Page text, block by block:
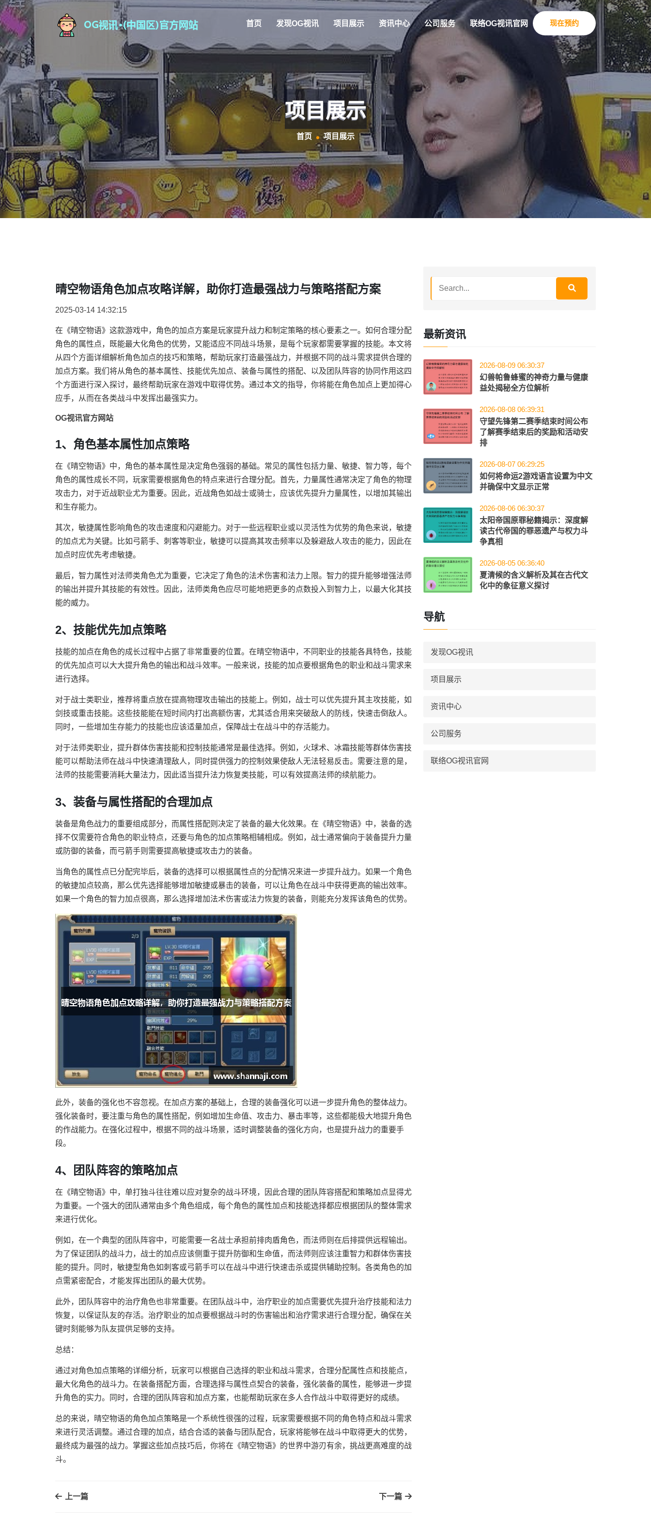
首页 发现OG视讯 项目展示 资讯中心 公司服务 联络OG视讯官网 现在预约
项目展示
首页 项目展示
晴空物语角色加点攻略详解，助你打造最强战力与策略搭配方案
2025-03-14 14:32:15
在《晴空物语》这款游戏中，角色的加点方案是玩家提升战力和制定策略的核心要素之一。如何合理分配
角色的属性点，既能最大化角色的优势，又能适应不同战斗场景，是每个玩家都需要掌握的技能。本文将
从四个方面详细解析角色加点的技巧和策略，帮助玩家打造最强战力，并根据不同的战斗需求提供合理的
加点方案。我们将从角色的基本属性、技能优先加点、装备与属性的搭配、以及团队阵容的协同作用这四
个方面进行深入探讨，最终帮助玩家在游戏中取得优势。通过本文的指导，你将能在角色加点上更加得心
应手，从而在各类战斗中发挥出最强实力。
OG视讯官方网站
1、角色基本属性加点策略
在《晴空物语》中，角色的基本属性是决定角色强弱的基础。常见的属性包括力量、敏捷、智力等，每个
角色的属性成长不同，玩家需要根据角色的特点来进行合理分配。首先，力量属性通常决定了角色的物理
攻击力，对于近战职业尤为重要。因此，近战角色如战士或骑士，应该优先提升力量属性，以增加其输出
和生存能力。
其次，敏捷属性影响角色的攻击速度和闪避能力。对于一些远程职业或以灵活性为优势的角色来说，敏捷
的加点尤为关键。比如弓箭手、刺客等职业，敏捷可以提高其攻击频率以及躲避敌人攻击的能力，因此在
加点时应优先考虑敏捷。
最后，智力属性对法师类角色尤为重要，它决定了角色的法术伤害和法力上限。智力的提升能够增强法师
的输出并提升其技能的有效性。因此，法师类角色应尽可能地把更多的点数投入到智力上，以最大化其技
能的威力。
2、技能优先加点策略
技能的加点在角色的成长过程中占据了非常重要的位置。在晴空物语中，不同职业的技能各具特色，技能
的优先加点可以大大提升角色的输出和战斗效率。一般来说，技能的加点要根据角色的职业和战斗需求来
进行选择。
对于战士类职业，推荐将重点放在提高物理攻击输出的技能上。例如，战士可以优先提升其主攻技能，如
剑技或重击技能。这些技能能在短时间内打出高额伤害，尤其适合用来突破敌人的防线，快速击倒敌人。
同时，一些增加生存能力的技能也应该适量加点，保障战士在战斗中的存活能力。
对于法师类职业，提升群体伤害技能和控制技能通常是最佳选择。例如，火球术、冰霜技能等群体伤害技
能可以帮助法师在战斗中快速清理敌人，同时提供强力的控制效果使敌人无法轻易反击。需要注意的是，
法师的技能需要消耗大量法力，因此适当提升法力恢复类技能，可以有效提高法师的续航能力。
3、装备与属性搭配的合理加点
装备是角色战力的重要组成部分，而属性搭配则决定了装备的最大化效果。在《晴空物语》中，装备的选
择不仅需要符合角色的职业特点，还要与角色的加点策略相辅相成。例如，战士通常偏向于装备提升力量
或防御的装备，而弓箭手则需要提高敏捷或攻击力的装备。
当角色的属性点已分配完毕后，装备的选择可以根据属性点的分配情况来进一步提升战力。如果一个角色
的敏捷加点较高，那么优先选择能够增加敏捷或暴击的装备，可以让角色在战斗中获得更高的输出效率。
如果一个角色的智力加点很高，那么选择增加法术伤害或法力恢复的装备，则能充分发挥该角色的优势。
此外，装备的强化也不容忽视。在加点方案的基础上，合理的装备强化可以进一步提升角色的整体战力。
强化装备时，要注重与角色的属性搭配，例如增加生命值、攻击力、暴击率等，这些都能极大地提升角色
的作战能力。在强化过程中，根据不同的战斗场景，适时调整装备的强化方向，也是提升战力的重要手
段。
4、团队阵容的策略加点
在《晴空物语》中，单打独斗往往难以应对复杂的战斗环境，因此合理的团队阵容搭配和策略加点显得尤
为重要。一个强大的团队通常由多个角色组成，每个角色的属性加点和技能选择都应根据团队的整体需求
来进行优化。
例如，在一个典型的团队阵容中，可能需要一名战士承担前排肉盾角色，而法师则在后排提供远程输出。
为了保证团队的战斗力，战士的加点应该侧重于提升防御和生命值，而法师则应该注重智力和群体伤害技
能的提升。同时，敏捷型角色如刺客或弓箭手可以在战斗中进行快速击杀或提供辅助控制。各类角色的加
点需紧密配合，才能发挥出团队的最大优势。
此外，团队阵容中的治疗角色也非常重要。在团队战斗中，治疗职业的加点需要优先提升治疗技能和法力
恢复，以保证队友的存活。治疗职业的加点要根据战斗时的伤害输出和治疗需求进行合理分配，确保在关
键时刻能够为队友提供足够的支持。
总结：
通过对角色加点策略的详细分析，玩家可以根据自己选择的职业和战斗需求，合理分配属性点和技能点，
最大化角色的战斗力。在装备搭配方面，合理选择与属性点契合的装备，强化装备的属性，能够进一步提
升角色的实力。同时，合理的团队阵容和加点方案，也能帮助玩家在多人合作战斗中取得更好的成绩。
总的来说，晴空物语的角色加点策略是一个系统性很强的过程，玩家需要根据不同的角色特点和战斗需求
来进行灵活调整。通过合理的加点，结合合适的装备与团队配合，玩家将能够在战斗中取得更大的优势，
最终成为最强的战力。掌握这些加点技巧后，你将在《晴空物语》的世界中游刃有余，挑战更高难度的战
斗。
上一篇 下一篇
最新资讯
2026-08-09 06:30:37
幻兽帕鲁蜂蜜的神奇力量与健康
益处揭秘全方位解析
2026-08-08 06:39:31
守望先锋第二赛季结束时间公布
了解赛季结束后的奖励和活动安
排
2026-08-07 06:29:25
如何将命运2游戏语言设置为中文
并确保中文显示正常
2026-08-06 06:30:37
太阳帝国原罪秘籍揭示：深度解
读古代帝国的罪恶遗产与权力斗
争真相
2026-08-05 06:36:40
夏清候的含义解析及其在古代文
化中的象征意义探讨
导航
发现OG视讯
项目展示
资讯中心
公司服务
联络OG视讯官网